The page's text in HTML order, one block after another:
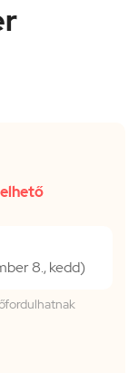
8., kedd)